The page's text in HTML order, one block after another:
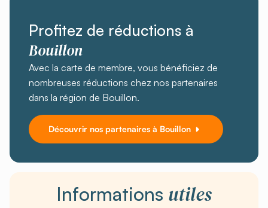
Profitez de réductions à
Bouillon
Avec la carte de membre, vous bénéficiez de
nombreuses réductions chez nos partenaires
dans la région de Bouillon.
Découvrir nos partenaires à Bouillon
Informations utiles